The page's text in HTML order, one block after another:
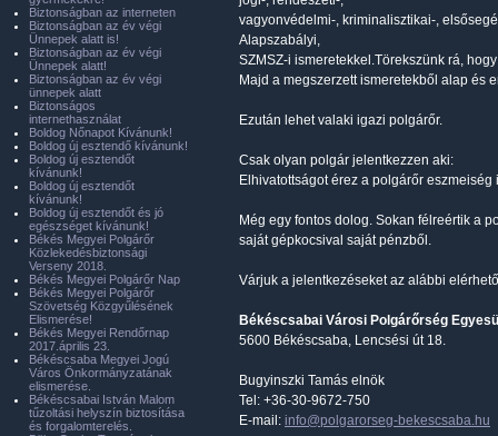
vagyonvédelmi-, kriminalisztikai-,
Alapszabályi,
SZMSZ-i ismeretekkel.Törekszünk rá,
Majd a megszerzett ismeretekből alap és
Ezután lehet valaki igazi polgárőr.
Csak olyan polgár jelentkezzen aki:
Elhivatottságot érez a polgárőr
Még egy fontos dolog. Sokan félreértik a
saját gépkocsival saját pénzből.
Várjuk a jelentkezéseket az alábbi
Békéscsabai Városi Polgárőrség
5600 Békéscsaba, Lencsési út 18.
Bugyinszki Tamás elnök
Tel: +36-30-9672-750
E-mail: info@polgarorseg-bekescsaba.hu
Biztonságban az interneten
Biztonságban az év végi
Ünnepek alatt is!
Biztonságban az év végi
Ünnepek alatt!
Biztonságban az év végi
ünnepek alatt
Biztonságos
internethasználat
Boldog Nőnapot Kívánunk!
Boldog új esztendő kívánunk!
Boldog új esztendőt
kívánunk!
Boldog új esztendőt
kívánunk!
Boldog új esztendőt és jó
egészséget kívánunk!
Békés Megyei Polgárőr
Közlekedésbiztonsági
Verseny 2018.
Békés Megyei Polgárőr Nap
Békés Megyei Polgárőr
Szövetség Közgyűlésének
Elismerése!
Békés Megyei Rendőrnap
2017.április 23.
Békéscsaba Megyei Jogú
Város Önkormányzatának
elismerése.
Békéscsabai István Malom
tűzoltási helyszín biztosítása
és forgalomterelés.